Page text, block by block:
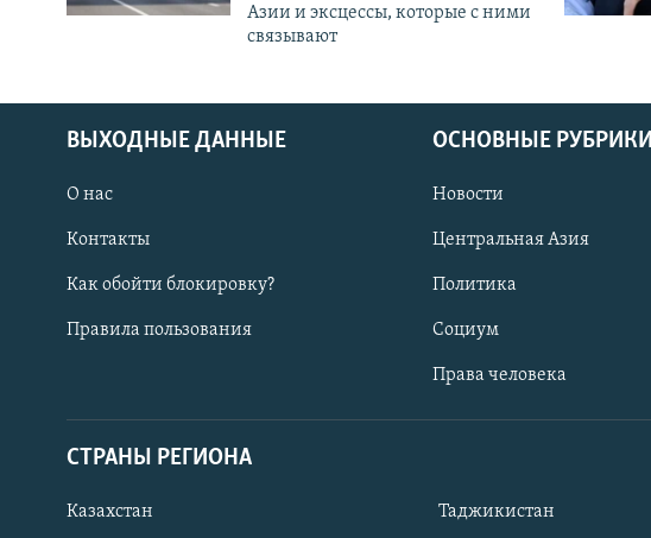
Азии и эксцессы, которые с ними
связывают
ВЫХОДНЫЕ ДАННЫЕ
О нас
Контакты
Как обойти блокировку?
Правила пользования
ОСНОВНЫЕ РУБРИКИ
Новости
Центральная Азия
Политика
Социум
Права человека
СТРАНЫ РЕГИОНА
Казахстан Таджикистан